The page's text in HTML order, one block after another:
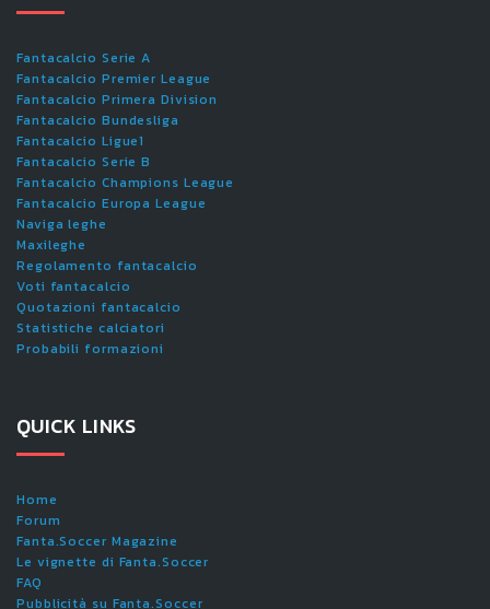
Fantacalcio Serie A
Fantacalcio Premier League
Fantacalcio Primera Division
Fantacalcio Bundesliga
Fantacalcio Ligue1
Fantacalcio Serie B
Fantacalcio Champions League
Fantacalcio Europa League
Naviga leghe
Maxileghe
Regolamento fantacalcio
Voti fantacalcio
Quotazioni fantacalcio
Statistiche calciatori
Probabili formazioni
QUICK LINKS
Home
Forum
Fanta.Soccer Magazine
Le vignette di Fanta.Soccer
FAQ
Pubblicità su Fanta.Soccer